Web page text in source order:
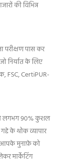
की विभिन्न
परीक्षण पास कर
निर्यात के लिए
FSC, CertiPUR-
से लगभग 90% कुशल
के थोक व्यापार
आपके मुनाफ़े को
मार्केटिंग